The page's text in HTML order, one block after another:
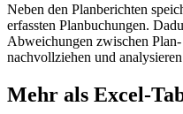
Neben den Planberichten
erfassten Planbuchungen.
Abweichungen zwischen
nachvollziehen und
Mehr als Excel-